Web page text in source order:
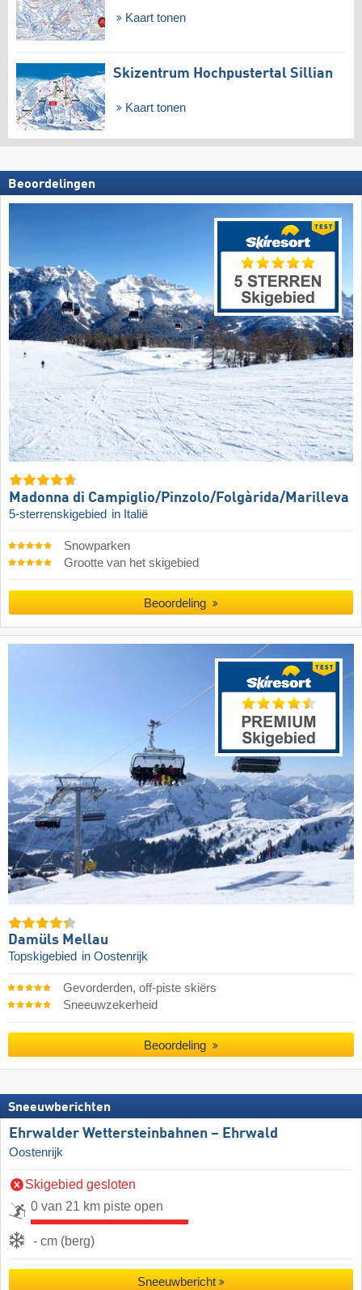
Kaart tonen
Skizentrum Hochpustertal Sillian
Kaart tonen
Beoordelingen
Madonna di Campiglio/​Pinzolo/​Folgàrida/​Marilleva
5-sterrenskigebied in Italië
Snowparken
Grootte van het skigebied
Beoordeling
Damüls Mellau
Topskigebied in Oostenrijk
Gevorderden, off-piste skiërs
Sneeuwzekerheid
Beoordeling
Sneeuwberichten
Ehrwalder Wettersteinbahnen – Ehrwald
Oostenrijk
Skigebied gesloten
0 van 21 km piste open
- cm (berg)
Sneeuwbericht